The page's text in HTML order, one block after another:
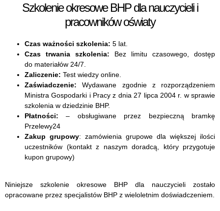
Szkolenie okresowe BHP dla nauczycieli i
pracowników oświaty
Czas ważności szkolenia: 5 lat.
Czas trwania szkolenia: Bez limitu czasowego, dostęp
do materiałów 24/7.
Zaliczenie: Test wiedzy online.
Zaświadczenie: Wydawane zgodnie z rozporządzeniem
Ministra Gospodarki i Pracy z dnia 27 lipca 2004 r. w sprawie
szkolenia w dziedzinie BHP.
Płatności: – obsługiwane przez bezpieczną bramkę
Przelewy24
Zakup grupowy: zamówienia grupowe dla większej ilości
uczestników (kontakt z naszym doradcą, który przygotuje
kupon grupowy)
Niniejsze szkolenie okresowe BHP dla nauczycieli zostało
opracowane przez specjalistów BHP z wieloletnim doświadczeniem.